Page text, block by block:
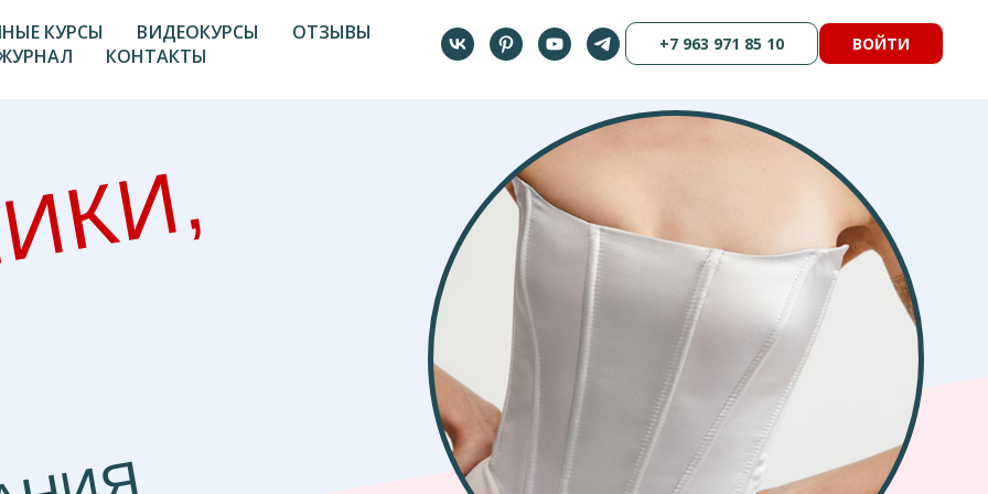
КУРСЫ ВИДЕОКУРСЫ
ОТЗЫВЫ
КОНТАКТЫ
+7 963 971 85 10 ВОЙТИ